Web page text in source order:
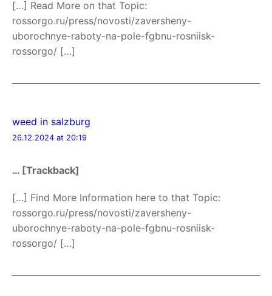
[…] Read More on that Topic:
rossorgo.ru/press/novosti/zaversheny-
uborochnye-raboty-na-pole-fgbnu-rosniisk-
rossorgo/ […]
weed in salzburg
26.12.2024 at 20:19
… [Trackback]
[…] Find More Information here to that Topic:
rossorgo.ru/press/novosti/zaversheny-
uborochnye-raboty-na-pole-fgbnu-rosniisk-
rossorgo/ […]